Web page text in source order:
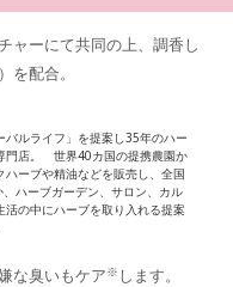
ャーにて共同の上、調香し
配合。
バルライフ」を提案し35年のハー
門店。 世界40カ国の提携農園か
ハーブや精油などを販売し、全国
ハーブガーデン、サロン、カル
活の中にハーブを取り入れる提案
な臭いもケア※ します。